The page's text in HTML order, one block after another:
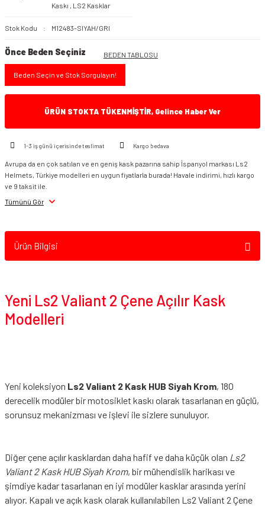
Kaskı , LS2 Kasklar
Stok Kodu M12483-SIYAH/GRI
Önce Beden Seçiniz BEDEN TABLOSU
Beden Seçin ve Stok Sorgulayın!
ÜRÜN STOKTA TÜKENMİŞTİR, Gelince Haber Ver
1-3 iş günü içerisinde teslimat Kargo bedava
Avrupa da en çok satılan ve en geniş kask pazarına sahip İspanyol markası Ls2
Helmets, Türkiye modelleri en uygun fiyatlarla burada! Havale indirimi, hızlı kargo
ve 9 taksit ile.
Tümünü Gör
Ürün Bilgisi
Yeni Ls2 Valiant 2 Çene Açılır Kask
Modelleri
Yeni koleksiyon Ls2 Valiant 2 Kask HUB Siyah Krom, 180
derecelik modüler bir motosiklet kaskı olarak tasarlanan en güçlü,
sorunsuz mekanizması ve işlevi ile sizlere sunuluyor.
Diğer çene açılır kasklardan daha hafif ve daha küçük olan Ls2
Valiant 2 Kask HUB Siyah Krom, bir mühendislik harikası ve
şimdiye kadar tasarlanan en iyi modüler kasklar arasında yerini
alıyor. Kapalı ve açık kask olarak kullanılabilen Ls2 Valiant 2 Çene